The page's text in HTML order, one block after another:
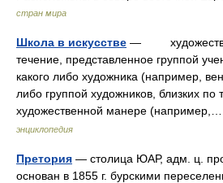
стран мира
Школа в искусстве —
течение, представленное группой
какого либо художника (например,
либо группой художников, близких
художественной манере
энциклопедия
Претория — столица ЮАР, адм. ц.
основан в 1855 г. бурскими